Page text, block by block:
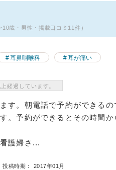
歳・男性・掲載口コミ11件）
耳鼻咽喉科 耳が痛い
経過しています。
す。朝電話で予約ができる
。予約ができるとその時間
護婦さ...
投稿時期： 2017年01月